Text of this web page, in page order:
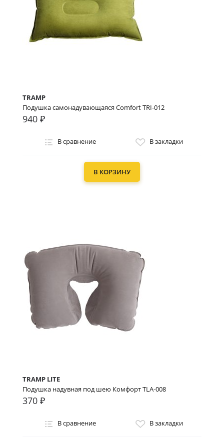
TRAMP
Подушка самонадувающаяся Comfort TRI-012
940 ₽
В сравнение В закладки
В КОРЗИНУ
TRAMP LITE
Подушка надувная под шею Комфорт TLA-008
370 ₽
В сравнение В закладки